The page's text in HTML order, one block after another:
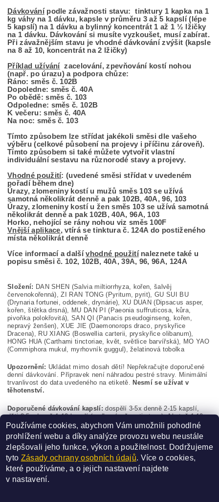
Dávkovánípodle závažnosti stavu: tinktury 1 kapka na 1
kg váhy na 1 dávku, kapsle v průměru 3 až 5 kapslí (lépe
5 kapslí) na 1 dávku a bylinný koncentrát 1 až 1 ½ lžičky
na 1 dávku. Dávkování si musíte vyzkoušet, musí zabírat.
Při závažnějším stavu je vhodné dávkování zvýšit (kapsle
na 8 až 10, koncentrát na 2 lžičky)
Příklad užívání zacelování, zpevňování kostí nohou
(např. po úrazu) a podpora chůze:
Ráno: směs č. 102B
Dopoledne: směs č. 40A
Po obědě: směs č. 103
Odpoledne: směs č. 102B
K večeru: směs č. 40A
Na noc: směs č. 103
Tímto způsobem lze střídat jakékoli směsi dle vašeho
výběru (celkové působení na projevy i příčinu zároveň).
Tímto způsobem si také můžete vytvořit vlastní
individuální sestavu na různorodé stavy a projevy.
Vhodné použití: (uvedené směsi střídat v uvedeném
pořadí během dne)
Úrazy, zlomeniny kostí u mužů směs 103 se užívá
samotná několikrát denně a pak 102B, 40A, 96, 103
Úrazy, zlomeniny kostí u žen směs 103 se užívá samotná
několikrát denně a pak 102B, 40A, 96A, 103
Horko, nehojící se rány nohou viz směs 100F
Vnější aplikace, vtírá se tinktura č. 124A do postiženého
místa několikrát denně
Více informací a dalšívhodné použitínaleznete také u
popisu směsi č. 102, 102B, 40A, 39A, 96, 96A, 124A
Složení: DAN SHEN (Salvia miltiorrhyza, kořen, šalvěj
červenokořenná), ZI RAN TONG (Pyritum, pyrit), GU SUI BU
(Drynaria fortunei, oddenek, drynárie), XU DUAN (Dipsacus asper,
kořen, štětka drsná), MU DAN PI (Paeonia suffruticosa, kůra,
pivoňka polokřovitá), SAN QI (Panacis pseudoginseng, kořen,
nepravý ženšen), XUE JIE (Daemonorops draco, pryskyřice
Dracena), RU XIANG (Boswellia carterii, pryskyřice olibanum),
HONG HUA (Carthami tinctoriae, květ, světlice barvířská), MO YAO
(Commiphora mukul, myrhovník guggul), želatinová tobolka
Upozornění: Ukládat mimo dosah dětí! Nepřekračujte doporučené
denní dávkování. Přípravek není náhradou pestré stravy. Minimální
trvanlivost do data uvedeného na etiketě.
Nesmí se užívat v
těhotenství.
Doporučené dávkování kapslí:dospělí 3-5x denně 2-15 kapslí,
děti 3-5x denně 1-10 kapslí (podle závažnosti stavu). Akutně 1-10
kapslí po 1-2 hodinách během dne (podle aktuálního stavu). Max.
denní dávka 80 kapslí (děti 50 kapslí). Pro malé děti nutno obsah
kapsle vysypat a zamíchat do vhodného nápoje či jídla.
Buďte první, kdo napíše příspěvek k této položce.
Přidat komentář
Používáme cookies, abychom Vám umožnili pohodlné
prohlížení webu a díky analýze provozu webu neustále
zlepšovali jeho funkce, výkon a použitelnost. Dodržujeme
tyto Zásady ochrany osobních údajů. Více o cookies,
které používáme, a o jejich nastavení najdete
v nastavení.